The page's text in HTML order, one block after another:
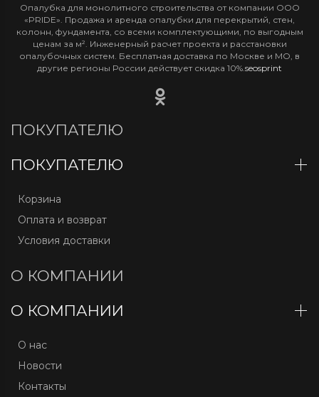
Опалубка для монолитного строительства от компании ООО
«PRIDE». Продажа и аренда опалубки для перекрытий, стен,
колонн, фундамента, со всеми комплектующими, по выгодным
ценам за м². Инженерный расчет проекта и расстановки
опалубочных систем. Бесплатная доставка по Москве и МО, в
другие регионы России действует скидка 10%. seosprint
ПОКУПАТЕЛЮ
ПОКУПАТЕЛЮ
Корзина
Оплата и возврат
Условия доставки
О КОМПАНИИ
О КОМПАНИИ
О нас
Новости
Контакты